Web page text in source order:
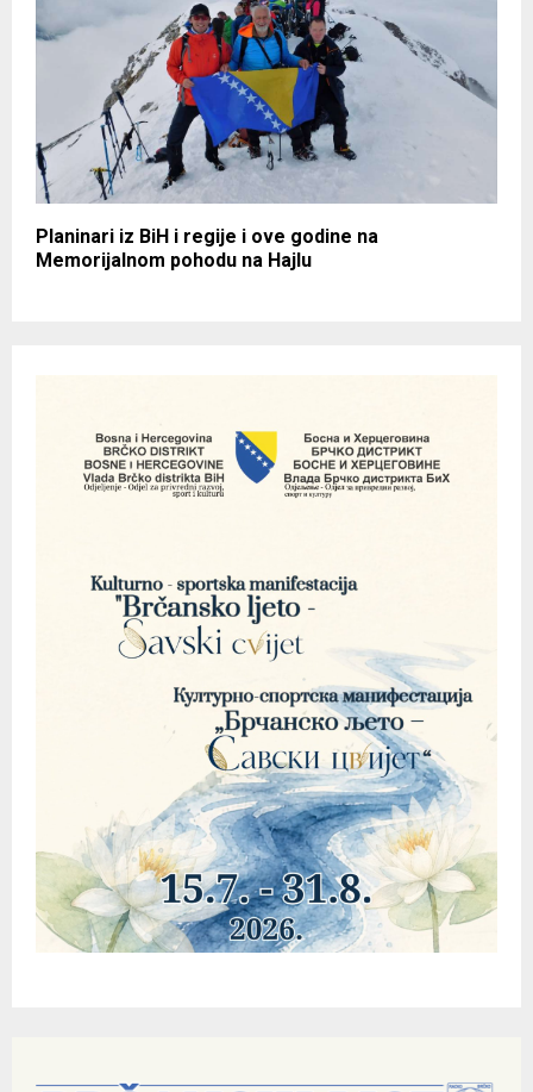
Planinari iz BiH i regije i ove godine na
Memorijalnom pohodu na Hajlu